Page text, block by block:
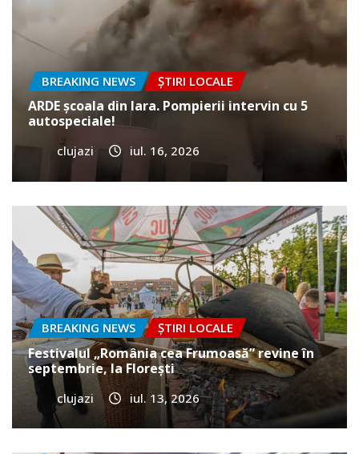
BREAKING NEWS ȘTIRI LOCALE
ARDE școala din Iara. Pompierii intervin cu 5
autospeciale!
clujazi iul. 16, 2026
BREAKING NEWS ȘTIRI LOCALE
Festivalul „România cea Frumoasă” revine în
septembrie, la Florești
clujazi iul. 13, 2026